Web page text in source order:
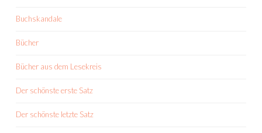
Buchskandale
Bücher
Bücher aus dem Lesekreis
Der schönste erste Satz
Der schönste letzte Satz